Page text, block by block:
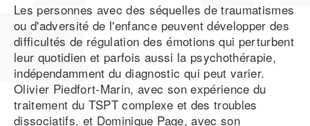
Les personnes avec des séquelles de traumatismes
ou d'adversité de l'enfance peuvent développer des
difficultés de régulation des émotions qui perturbent
leur quotidien et parfois aussi la psychothérapie,
indépendamment du diagnostic qui peut varier.
Olivier Piedfort-Marin, avec son expérience du
traitement du TSPT complexe et des troubles
dissociatifs, et Dominique Page, avec son